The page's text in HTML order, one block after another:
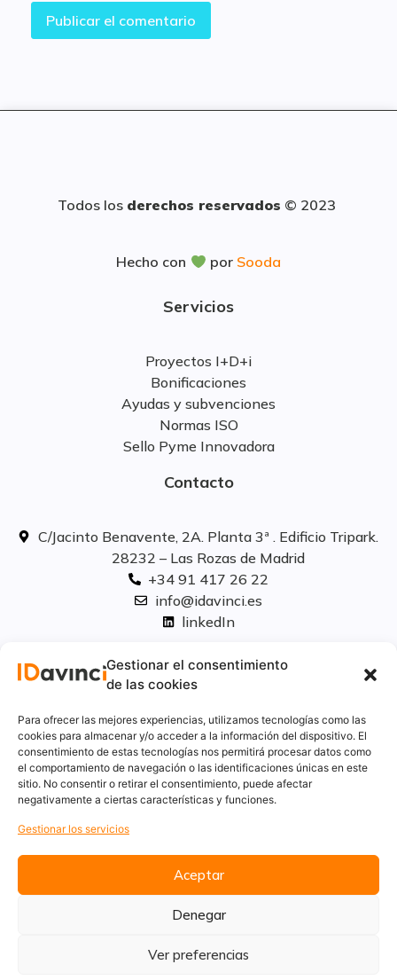
Gestionar el consentimiento
de las cookies
Para ofrecer las mejores experiencias, utilizamos tecnologías como las
cookies para almacenar y/o acceder a la información del dispositivo. El
consentimiento de estas tecnologías nos permitirá procesar datos como
el comportamiento de navegación o las identificaciones únicas en este
sitio. No consentir o retirar el consentimiento, puede afectar
negativamente a ciertas características y funciones.
Gestionar los servicios
Aceptar
Denegar
Ver preferencias
Todos los derechos reservados © 2023
Hecho con por Sooda
Servicios
Proyectos I+D+i
Bonificaciones
Ayudas y subvenciones
Normas ISO
Sello Pyme Innovadora
Contacto
C/Jacinto Benavente, 2A. Planta 3ª . Edificio Tripark.
28232 – Las Rozas de Madrid
+34 91 417 26 22
info@idavinci.es
linkedIn
Políticas legales
Aviso Legal
Privacidad
Cookies
Innovación
Calidad y medio ambiente